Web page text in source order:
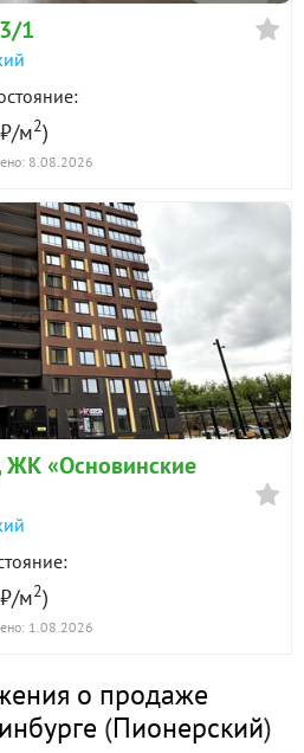
1
м2)
8.08.2026
ЖК «Основинские
м2)
1.08.2026
о продаже
(Пионерский)